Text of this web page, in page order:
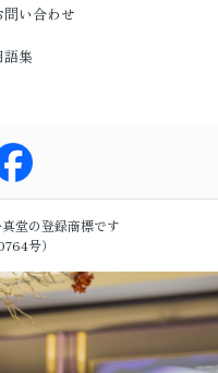
問い合わせ
語集
堂の登録商標です
号）